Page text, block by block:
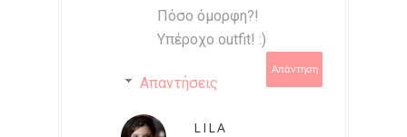
Πόσο όμορφη?!
Υπέροχο outfit! :)
Απάντηση
Απαντήσεις
LILA